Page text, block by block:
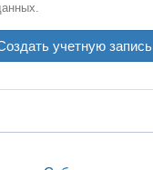
учетную запись